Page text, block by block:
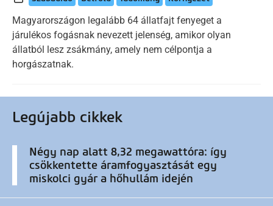
Magyarországon legalább 64 állatfajt fenyeget a
járulékos fogásnak nevezett jelenség, amikor olyan
állatból lesz zsákmány, amely nem célpontja a
horgászatnak.
Legújabb cikkek
Négy nap alatt 8,32 megawattóra: így
csökkentette áramfogyasztását egy
miskolci gyár a hőhullám idején